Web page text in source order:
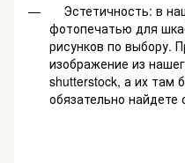
Эстетичность: в
фотопечатью для
рисунков по выбору.
изображение из
shutterstock, а их там
обязательно найдете